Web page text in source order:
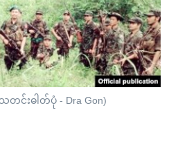
တင်းဓါတ်ပုံ - Dra Gon)